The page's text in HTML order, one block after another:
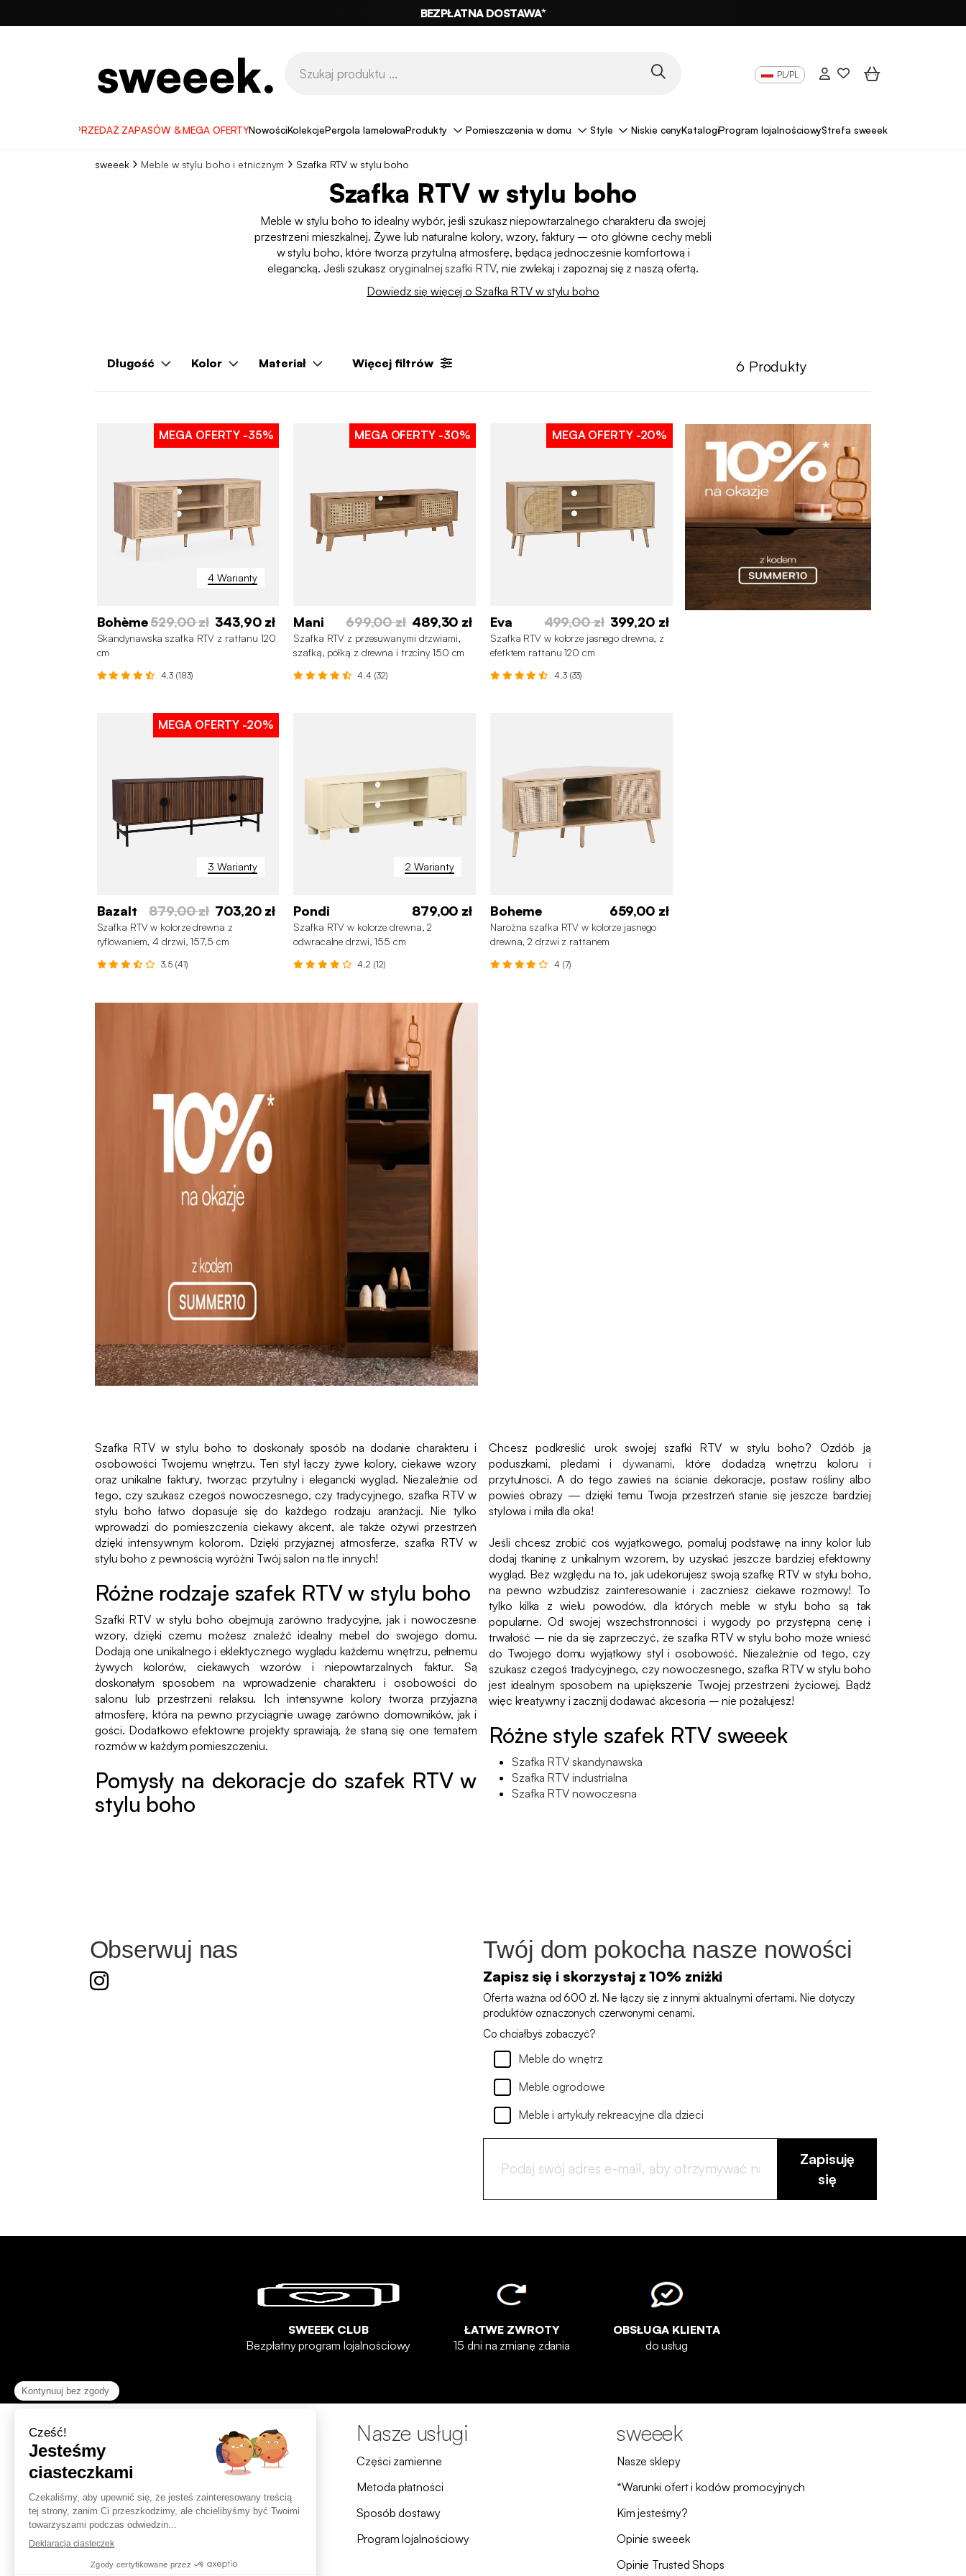
BEZPŁATNA DOSTAWA*
PL/PL
WYPRZEDAŻ ZAPASÓW & MEGA OFERTYNowościKolekcjePergola lamelowaProdukty Pomieszczenia w domu Style Niskie cenyKatalogiProgram lojalnościowyStrefa sweeek Pro
sweeek Meble w stylu boho i etnicznym Szafka RTV w stylu boho
Szafka RTV w stylu boho
Meble w stylu boho to idealny wybór, jeśli szukasz niepowtarzalnego charakteru dla swojej
przestrzeni mieszkalnej. Żywe lub naturalne kolory, wzory, faktury – oto główne cechy mebli
w stylu boho, które tworzą przytulną atmosferę, będącą jednocześnie komfortową i
elegancką. Jeśli szukasz oryginalnej szafki RTV, nie zwlekaj i zapoznaj się z naszą ofertą.
Dowiedz się więcej o Szafka RTV w stylu boho
Długość Kolor Materiał Więcej filtrów 6 Produkty
4 Warianty
MEGA OFERTY -35%
Bohème529,00 zł 343,90 zł
Skandynawska szafka RTV z rattanu 120
cm
4.3 (183)
MEGA OFERTY -30%
Mani 699,00 zł 489,30 zł
Szafka RTV z przesuwanymi drzwiami,
szafką, półką z drewna i trzciny 150 cm
4.4 (32)
MEGA OFERTY-20%
Eva 499,00 zł 399,20 zł
Szafka RTV w kolorze jasnego drewna, z
efetktem rattanu 120 cm
4.3 (33)
3 Warianty
MEGA OFERTY -20%
Bazalt 879,00 zł 703,20 zł
Szafka RTV w kolorze drewna z
ryflowaniem, 4 drzwi, 157,5 cm
3.5 (41)
2 Warianty
Pondi 879,00 zł
Szafka RTV w kolorze drewna, 2
odwracalne drzwi, 155 cm
4.2 (12)
Boheme 659,00 zł
Narożna szafka RTV w kolorze jasnego
drewna, 2 drzwi z rattanem
4 (7)
Szafka RTV w stylu boho to doskonały sposób na dodanie charakteru i
osobowości Twojemu wnętrzu. Ten styl łączy żywe kolory, ciekawe wzory
oraz unikalne faktury, tworząc przytulny i elegancki wygląd. Niezależnie od
tego, czy szukasz czegoś nowoczesnego, czy tradycyjnego, szafka RTV w
stylu boho łatwo dopasuje się do każdego rodzaju aranżacji. Nie tylko
wprowadzi do pomieszczenia ciekawy akcent, ale także ożywi przestrzeń
dzięki intensywnym kolorom. Dzięki przyjaznej atmosferze, szafka RTV w
stylu boho z pewnością wyróżni Twój salon na tle innych!
Różne rodzaje szafek RTV w stylu boho
Szafki RTV w stylu boho obejmują zarówno tradycyjne, jak i nowoczesne
wzory, dzięki czemu możesz znaleźć idealny mebel do swojego domu.
Dodają one unikalnego i eklektycznego wyglądu każdemu wnętrzu, pełnemu
żywych kolorów, ciekawych wzorów i niepowtarzalnych faktur. Są
doskonałym sposobem na wprowadzenie charakteru i osobowości do
salonu lub przestrzeni relaksu. Ich intensywne kolory tworzą przyjazną
atmosferę, która na pewno przyciągnie uwagę zarówno domowników, jak i
gości. Dodatkowo efektowne projekty sprawiają, że staną się one tematem
rozmów w każdym pomieszczeniu.
Pomysły na dekoracje do szafek RTV w
stylu boho
Chcesz podkreślić urok swojej szafki RTV w stylu boho? Ozdób ją
poduszkami, pledami i dywanami, które dodadzą wnętrzu koloru i
przytulności. A do tego zawieś na ścianie dekoracje, postaw rośliny albo
powieś obrazy — dzięki temu Twoja przestrzeń stanie się jeszcze bardziej
stylowa i miła dla oka!
Jeśli chcesz zrobić coś wyjątkowego, pomaluj podstawę na inny kolor lub
dodaj tkaninę z unikalnym wzorem, by uzyskać jeszcze bardziej efektowny
wygląd. Bez względu na to, jak udekorujesz swoją szafkę RTV w stylu boho,
na pewno wzbudzisz zainteresowanie i zaczniesz ciekawe rozmowy! To
tylko kilka z wielu powodów, dla których meble w stylu boho są tak
popularne. Od swojej wszechstronności i wygody po przystępną cenę i
trwałość – nie da się zaprzeczyć, że szafka RTV w stylu boho może wnieść
do Twojego domu wyjątkowy styl i osobowość. Niezależnie od tego, czy
szukasz czegoś tradycyjnego, czy nowoczesnego, szafka RTV w stylu boho
jest idealnym sposobem na upiększenie Twojej przestrzeni życiowej. Bądź
więc kreatywny i zacznij dodawać akcesoria – nie pożałujesz!
Różne style szafek RTV sweeek
Szafka RTV skandynawska
Szafka RTV industrialna
Szafka RTV nowoczesna
Obserwuj nas Twój dom pokocha nasze nowości
Zapisz się i skorzystaj z 10% zniżki
Oferta ważna od 600 zł. Nie łączy się z innymi aktualnymi ofertami. Nie dotyczy
produktów oznaczonych czerwonymi cenami.
Co chciałbyś zobaczyć?
Meble do wnętrz
Meble ogrodowe
Meble i artykuły rekreacyjne dla dzieci
Zapisuję
się
SWEEEK CLUB
Bezpłatny program lojalnościowy
ŁATWE ZWROTY
15 dni na zmianę zdania
OBSŁUGA KLIENTA
do usług
Pomoc i kontakt
Skontaktuj się z nami
Często zadawane pytania
Gdzie jest moja przesyłka?
Nasze usługi
Części zamienne
Metoda płatności
Sposób dostawy
Program lojalnościowy
sweeek
Nasze sklepy
*Warunki ofert i kodów promocyjnych
Kim jesteśmy?
Opinie sweeek
Opinie Trusted Shops